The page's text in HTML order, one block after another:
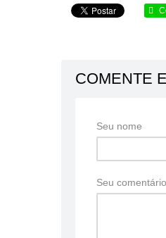
COMENTE
Seu nome
Seu comentário